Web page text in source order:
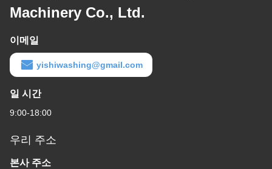
Machinery Co., Ltd.
이메일
yishiwashing@gmail.com
일 시간
9:00-18:00
우리 주소
본사 주소